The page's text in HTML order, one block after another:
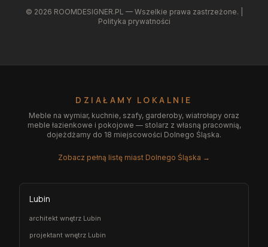
© 2026 ROOMDESIGNER.PL — Wszelkie prawa zastrzeżone. |
Polityka prywatności
DZIAŁAMY LOKALNIE
Meble na wymiar, kuchnie, szafy, garderoby, wiatrołapy oraz
meble łazienkowe i pokojowe — stolarz z własną pracownią,
dojeżdżamy do 18 miejscowości Dolnego Śląska.
Zobacz pełną listę miast Dolnego Śląska →
Lubin
architekt wnętrz Lubin
projektant wnętrz Lubin